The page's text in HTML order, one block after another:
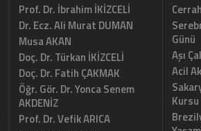
Prof. Dr. İbrahim İKİZCELİ
Dr. Ecz. Ali Murat DUMAN
Musa AKAN
Doç. Dr. Türkan İKİZCELİ
Doç. Dr. Fatih ÇAKMAK
Öğr. Gör. Dr. Yonca Senem
AKDENİZ
Prof. Dr. Vefik ARICA
Günü
Aşı
Acil
Kursu